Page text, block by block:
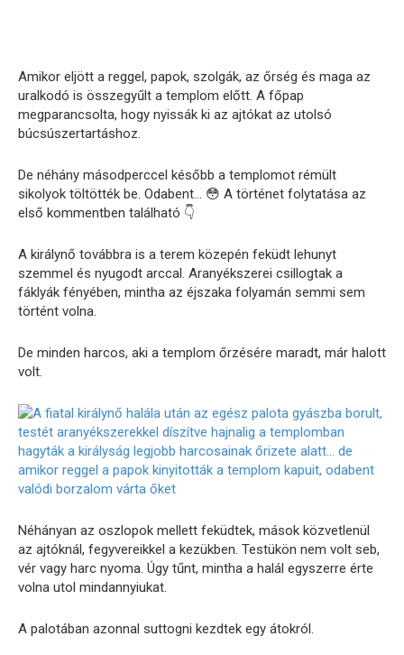
Amikor eljött a reggel, papok, szolgák, az őrség és maga az
uralkodó is összegyűlt a templom előtt. A főpap
megparancsolta, hogy nyissák ki az ajtókat az utolsó
búcsúszertartáshoz.
De néhány másodperccel később a templomot rémült
sikolyok töltötték be. Odabent… 😳 A történet folytatása az
első kommentben található 👇
A királynő továbbra is a terem közepén feküdt lehunyt
szemmel és nyugodt arccal. Aranyékszerei csillogtak a
fáklyák fényében, mintha az éjszaka folyamán semmi sem
történt volna.
De minden harcos, aki a templom őrzésére maradt, már halott
volt.
Néhányan az oszlopok mellett feküdtek, mások közvetlenül
az ajtóknál, fegyvereikkel a kezükben. Testükön nem volt seb,
vér vagy harc nyoma. Úgy tűnt, mintha a halál egyszerre érte
volna utol mindannyiukat.
A palotában azonnal suttogni kezdtek egy átokról.